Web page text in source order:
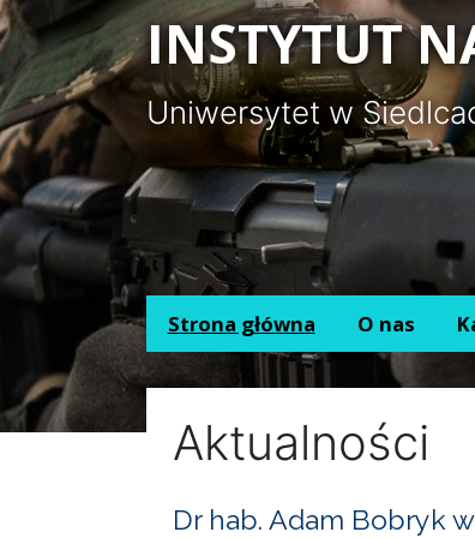
Panel zarządzania plikami cookies
INSTYTUT
Uniwersytet w
Strona główna O nas
Aktualności
Dr hab. Adam Bobryk